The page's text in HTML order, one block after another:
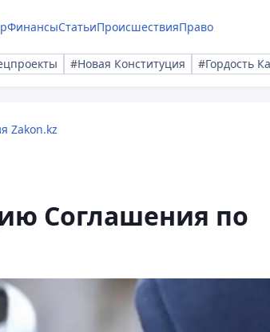
ФинансыСтатьиПроисшествияПраво
#Новая Конституция #Гордость
Zakon.kz
Соглашения по